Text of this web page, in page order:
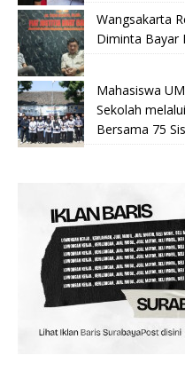
Wangsakarta
Diminta Bayar
Mahasiswa
Sekolah
Bersama 75